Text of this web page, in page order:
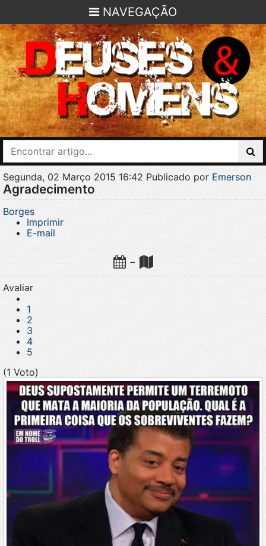
NAVEGAÇÃO
Segunda, 02 Março 2015 16:42
Agradecimento
Publicado por Emerson
Borges
Imprimir
E-mail
-
Avaliar
1
2
3
4
5
(1 Voto)